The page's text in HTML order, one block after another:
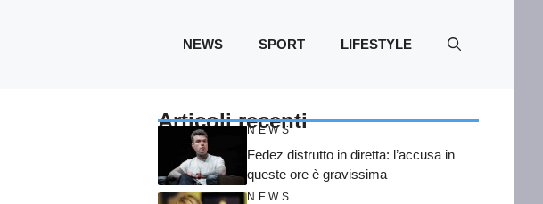
NEWS SPORT LIFESTYLE
Articoli recenti
NEWS
Fedez distrutto in diretta: l’accusa in
queste ore è gravissima
NEWS